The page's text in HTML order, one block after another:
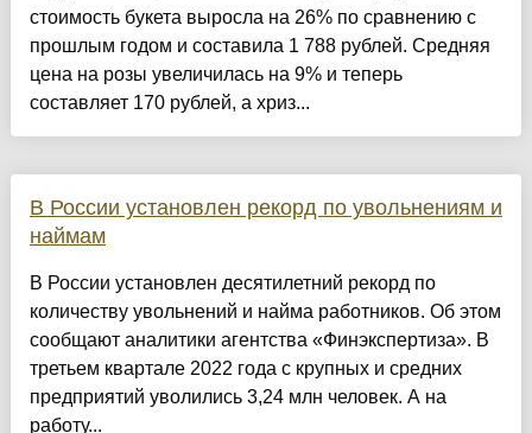
стоимость букета выросла на 26% по сравнению с
прошлым годом и составила 1 788 рублей. Средняя
цена на розы увеличилась на 9% и теперь
составляет 170 рублей, а хриз...
В России установлен рекорд по увольнениям и
наймам
В России установлен десятилетний рекорд по
количеству увольнений и найма работников. Об этом
сообщают аналитики агентства «Финэкспертиза». В
третьем квартале 2022 года с крупных и средних
предприятий уволились 3,24 млн человек. А на
работу...